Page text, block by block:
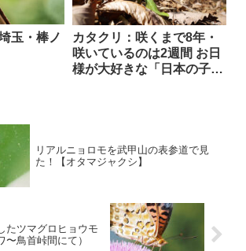
玉・棒ノ
カタクリ：咲くまで8年・
咲いているのは2週間 お日
様が大好きな「日本の子鹿
リアルニョロモを武甲山の表参道で見
た！【オタマジャクシ】
たツマグロヒョウモ
〜鳥首峠間にて）